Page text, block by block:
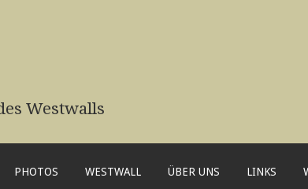
Westwalls
PHOTOS WESTWALL ÜBER UNS LINKS